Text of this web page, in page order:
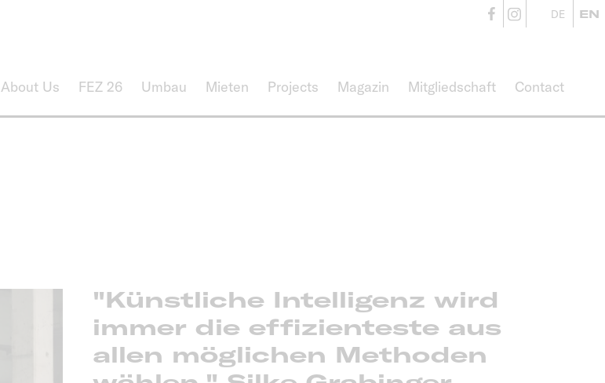
About Us FEZ 26 Umbau Mieten Projects Magazin Mitgliedschaft Contact
DE EN
"Künstliche Intelligenz wird
immer die effizienteste aus
allen möglichen Methoden